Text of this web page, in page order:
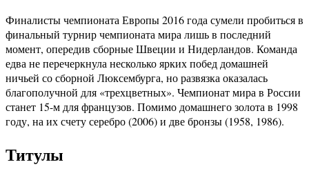
Финалисты чемпионата Европы 2016 года сумели пробиться в
финальный турнир чемпионата мира лишь в последний
момент, опередив сборные Швеции и Нидерландов. Команда
едва не перечеркнула несколько ярких побед домашней
ничьей со сборной Люксембурга, но развязка оказалась
благополучной для «трехцветных». Чемпионат мира в России
станет 15-м для французов. Помимо домашнего золота в 1998
году, на их счету серебро (2006) и две бронзы (1958, 1986).
Титулы